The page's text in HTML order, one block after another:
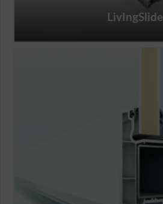
LivIngSlide